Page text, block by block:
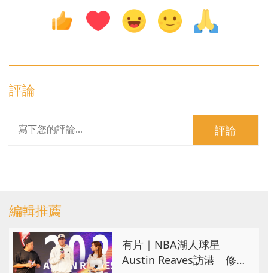
評論
評論
編輯推薦
有片｜NBA湖人球星
Austin Reaves訪港 修